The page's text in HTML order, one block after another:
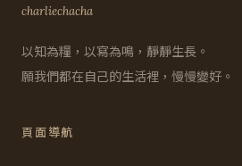
charliechacha
以知為糧，以寫為鳴，靜靜生長。
願我們都在自己的生活裡，慢慢變好。
頁面導航